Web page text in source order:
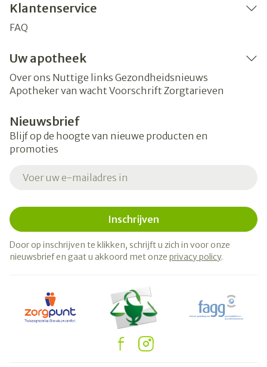
Klantenservice
FAQ
Uw apotheek
Over ons Nuttige links Gezondheidsnieuws
Apotheker van wacht Voorschrift Zorgtarieven
Nieuwsbrief
Blijf op de hoogte van nieuwe producten en
promoties
Inschrijven
Door op inschrijven te klikken, schrijft u zich in voor onze
nieuwsbrief en gaat u akkoord met onze privacy policy.